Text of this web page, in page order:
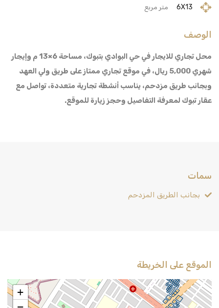
6X13 متر مربع
الوصف
محل تجاري للايجار في حي البوادي بتبوك، مساحة 6×13 م وإيجار
شهري 5,000 ريال، في موقع تجاري ممتاز على طريق ولي العهد
وبجانب طريق مزدحم، يناسب أنشطة تجارية متعددة، تواصل مع
عقار تبوك لمعرفة التفاصيل وحجز زيارة للموقع.
سمات
بجانب الطريق المزدحم
الموقع على الخريطة
+